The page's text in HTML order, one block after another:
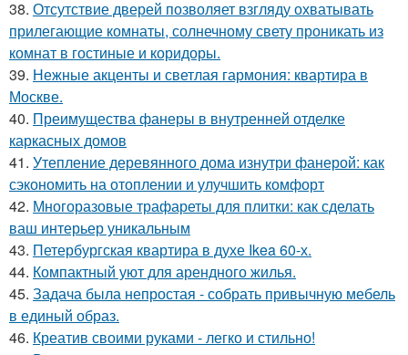
38. Отсутствие дверей позволяет взгляду охватывать
прилегающие комнаты, солнечному свету проникать из
комнат в гостиные и коридоры.
39. Нежные акценты и светлая гармония: квартира в
Москве.
40. Преимущества фанеры в внутренней отделке
каркасных домов
41. Утепление деревянного дома изнутри фанерой: как
сэкономить на отоплении и улучшить комфорт
42. Многоразовые трафареты для плитки: как сделать
ваш интерьер уникальным
43. Петербургская квартира в духе Ikea 60-х.
44. Компактный уют для арендного жилья.
45. Задача была непростая - собрать привычную мебель
в единый образ.
46. Креатив своими руками - легко и стильно!